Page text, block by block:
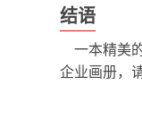
结语
一本精美
企业画册，